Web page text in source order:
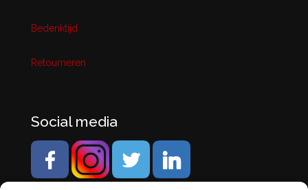
Bedenktijd
Retourneren
Social media